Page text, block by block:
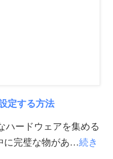
定する方法
ハードウェアを集める
に完璧な物があ…続き